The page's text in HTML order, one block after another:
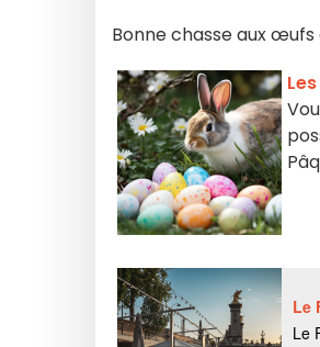
Bonne chasse aux